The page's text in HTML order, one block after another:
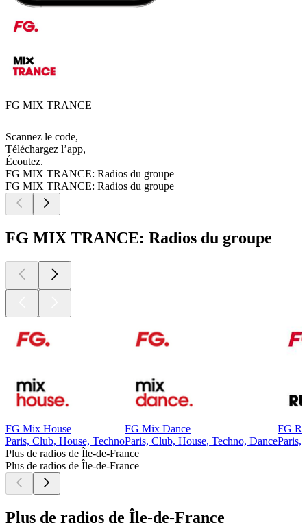
FG MIX TRANCE
Scannez le code,
Téléchargez l’app,
Écoutez.
FG MIX TRANCE: Radios du groupe
FG MIX TRANCE: Radios du groupe
FG MIX TRANCE: Radios du groupe
FG Mix House
Paris, Club, House, Techno
FG Mix Dance
Paris, Club, House, Techno, Dance
FG
Paris,
Plus de radios de Île-de-France
Plus de radios de Île-de-France
Plus de radios de Île-de-France